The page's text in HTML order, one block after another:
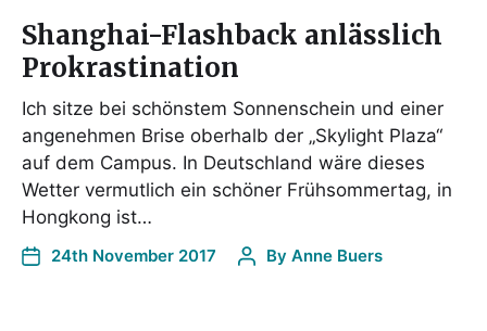
Shanghai-Flashback anlässlich
Prokrastination
Ich sitze bei schönstem Sonnenschein und einer
angenehmen Brise oberhalb der „Skylight Plaza“
auf dem Campus. In Deutschland wäre dieses
Wetter vermutlich ein schöner Frühsommertag, in
Hongkong ist…
24th November 2017 By Anne Buers